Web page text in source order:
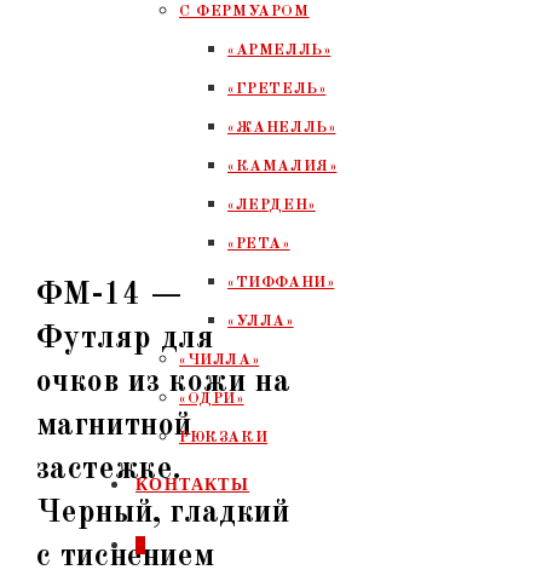
С ФЕРМУАРОМ
«АРМЕЛЛЬ»
«ГРЕТЕЛЬ»
«ЖАНЕЛЛЬ»
«КАМАЛИЯ»
«ЛЕРДЕН»
«РЕТА»
«ТИФФАНИ»
«УЛЛА»
«ЧИЛЛА»
«ОДРИ»
РЮКЗАКИ
КОНТАКТЫ
0
ФМ-14 —
Футляр для
очков из кожи на
магнитной
застежке.
Черный, гладкий
с тиснением